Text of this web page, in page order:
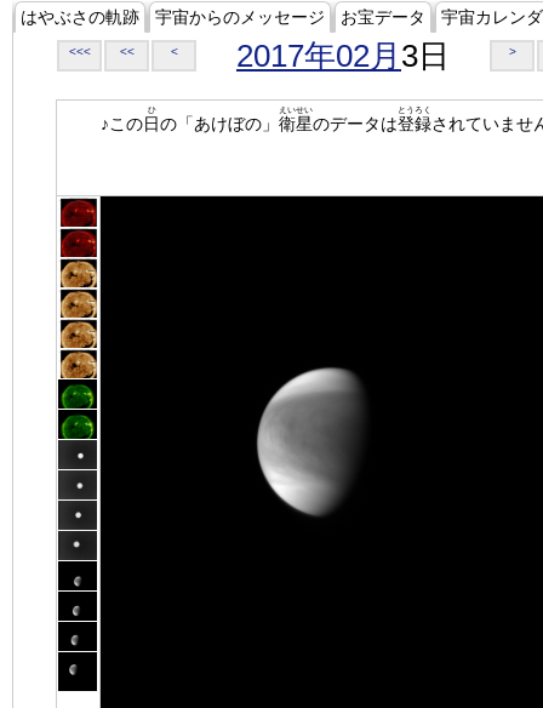
はやぶさの軌跡 宇宙からのメッセージ お宝データ 宇宙カレン
<<< << < 2017年02月 3日 >
♪この日
ひ
の「あけぼの」 衛星
えいせい
のデータは登録
とうろく
されていませ